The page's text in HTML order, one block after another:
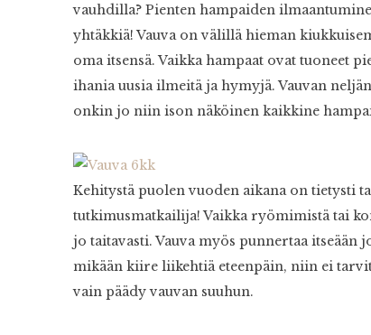
vauhdilla? Pienten hampaiden
yhtäkkiä! Vauva on välillä hieman
oma itsensä. Vaikka hampaat ovat tuoneet
ihania uusia ilmeitä ja hymyjä. Vauvan
onkin jo niin ison näköinen kaikkine
Kehitystä puolen vuoden aikana on tietysti
tutkimusmatkailija! Vaikka ryömimistä tai
jo taitavasti. Vauva myös punnertaa itseään
mikään kiire liikehtiä eteenpäin, niin ei
vain päädy vauvan suuhun.